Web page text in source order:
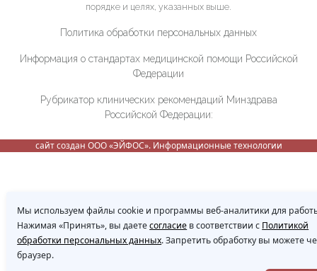
порядке и целях, указанных выше.
Политика обработки персональных данных
Информация о стандартах медицинской помощи Российской
Федерации
Рубрикатор клинических рекомендаций Минздрава
Российской Федерации:
сайт создан ООО «ЭЙФОС». Информационные технологии
Мы используем файлы cookie и программы веб-аналитики для
Нажимая «Принять», вы даетесогласие в соответствии с Политикой
обработки персональных данных. Запретить обработку вы можете
браузер.